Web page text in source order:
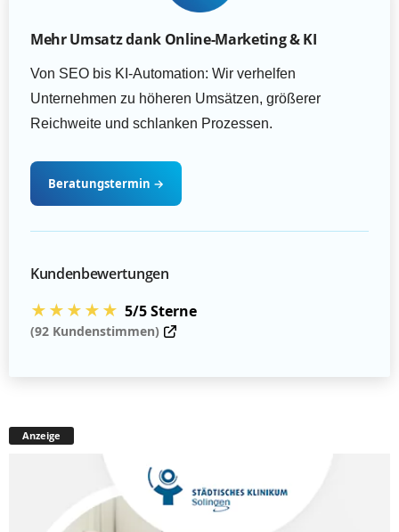
Mehr Umsatz dank Online-Marketing & KI
Von SEO bis KI-Automation: Wir verhelfen
Unternehmen zu höheren Umsätzen, größerer
Reichweite und schlanken Prozessen.
Beratungstermin →
Kundenbewertungen
★★★★★ 5/5 Sterne
(92 Kundenstimmen)
Anzeige